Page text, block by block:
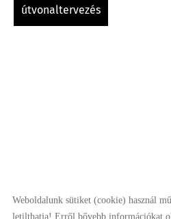
útvonaltervezés
© 2026 - Minden jog fenntartva
Weboldalunk sütiket (cookie) használ
letilthatja! Erről bővebb információkat